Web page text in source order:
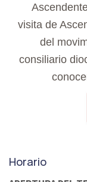
visita de
del
consiliario
Horario